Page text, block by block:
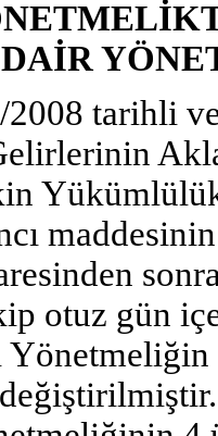
tarihli ve
otuz gün